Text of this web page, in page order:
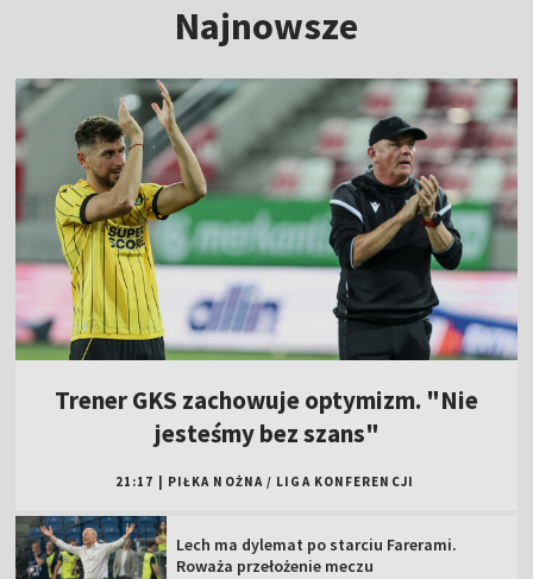
Najnowsze
Trener GKS zachowuje optymizm. "Nie
jesteśmy bez szans"
21:17 PIŁKA NOŻNA / LIGA KONFERENCJI
Lech ma dylemat po starciu Farerami.
Roważa przełożenie meczu